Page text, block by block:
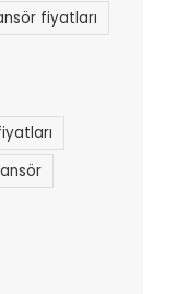
fiyatları